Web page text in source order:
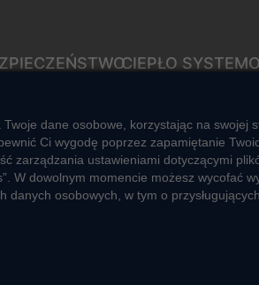
CIEPŁO
Usługi okołociepłownicze
Informacje ciepła
dane osobowe, korzystając na swojej
Ci wygodę poprzez zapamiętanie
zarządzania ustawieniami dotyczącymi
W dowolnym momencie możesz wycofać
osobowych, w tym o